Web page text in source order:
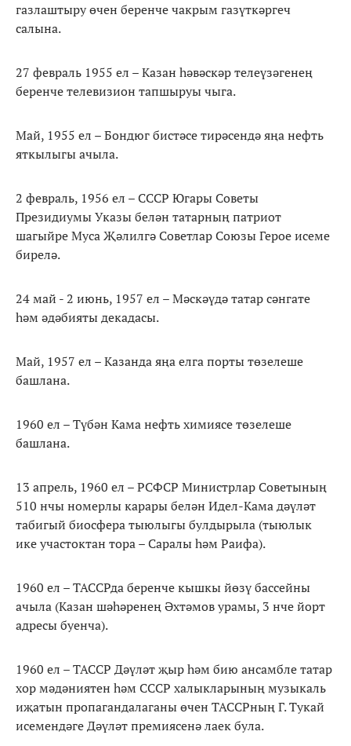
газлаштыру өчен беренче чакрым газүткәргеч
салына.
27 февраль 1955 ел – Казан һәвәскәр телеүзәгенең
беренче телевизион тапшыруы чыга.
Май, 1955 ел – Бондюг бистәсе тирәсендә яңа нефть
яткылыгы ачыла.
2 февраль, 1956 ел – СССР Югары Советы
Президиумы Указы белән татарның патриот
шагыйре Муса Җәлилгә Советлар Союзы Герое исеме
бирелә.
24 май - 2 июнь, 1957 ел – Мәскәүдә татар сәнгате
һәм әдәбияты декадасы.
Май, 1957 ел – Казанда яңа елга порты төзелеше
башлана.
1960 ел – Түбән Кама нефть химиясе төзелеше
башлана.
13 апрель, 1960 ел – РСФСР Министрлар Советының
510 нчы номерлы карары белән Идел-Кама дәүләт
табигый биосфера тыюлыгы булдырыла (тыюлык
ике участоктан тора – Саралы һәм Раифа).
1960 ел – ТАССРда беренче кышкы йөзү бассейны
ачыла (Казан шәһәренең Әхтәмов урамы, 3 нче йорт
адресы буенча).
1960 ел – ТАССР Дәүләт җыр һәм бию ансамбле татар
хор мәдәниятен һәм СССР халыкларының музыкаль
иҗатын пропагандалаганы өчен ТАССРның Г. Тукай
исемендәге Дәүләт премиясенә лаек була.